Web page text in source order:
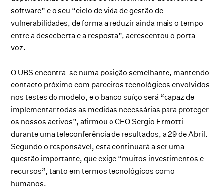
software” e o seu “ciclo de vida de gestão de
vulnerabilidades, de forma a reduzir ainda mais o tempo
entre a descoberta e a resposta”, acrescentou o porta-
voz.
O UBS encontra-se numa posição semelhante, mantendo
contacto próximo com parceiros tecnológicos envolvidos
nos testes do modelo, e o banco suíço será “capaz de
implementar todas as medidas necessárias para proteger
os nossos activos”, afirmou o CEO Sergio Ermotti
durante uma teleconferência de resultados, a 29 de Abril.
Segundo o responsável, esta continuará a ser uma
questão importante, que exige “muitos investimentos e
recursos”, tanto em termos tecnológicos como
humanos.